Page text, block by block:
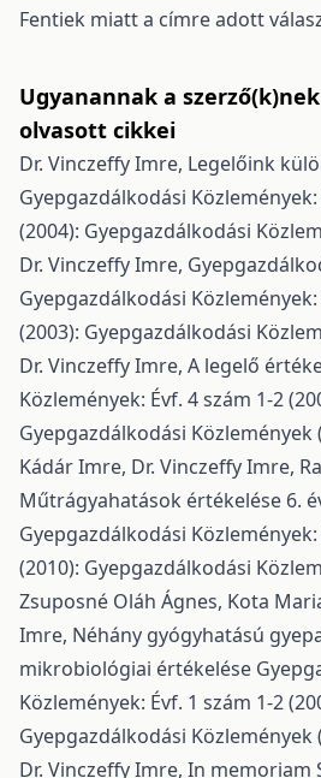
Fentiek miatt a címre adott
Ugyanannak a
olvasott cikkei
Dr. Vinczeffy Imre, Legelőink
Gyepgazdálkodási Közlemények:
(2004): Gyepgazdálkodási
Dr. Vinczeffy Imre,
Gyepgazdálkodási Közlemények:
(2003): Gyepgazdálkodási
Dr. Vinczeffy Imre, A legelő
Közlemények: Évf. 4 szám 1-2
Gyepgazdálkodási Közlemények
Kádár Imre, Dr. Vinczeffy Imre,
Műtrágyahatások értékelése 6.
Gyepgazdálkodási Közlemények:
(2010): Gyepgazdálkodási
Zsuposné Oláh Ágnes, Kota
Imre, Néhány gyógyhatású
mikrobiológiai értékelése
Közlemények: Évf. 1 szám 1-2
Gyepgazdálkodási Közlemények
Dr. Vinczeffy Imre, In memoriam